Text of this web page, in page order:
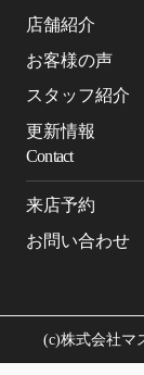
店舗紹介
お客様の声
スタッフ紹介
更新情報
Contact
来店予約
お問い合わせ
(c)株式会社マ